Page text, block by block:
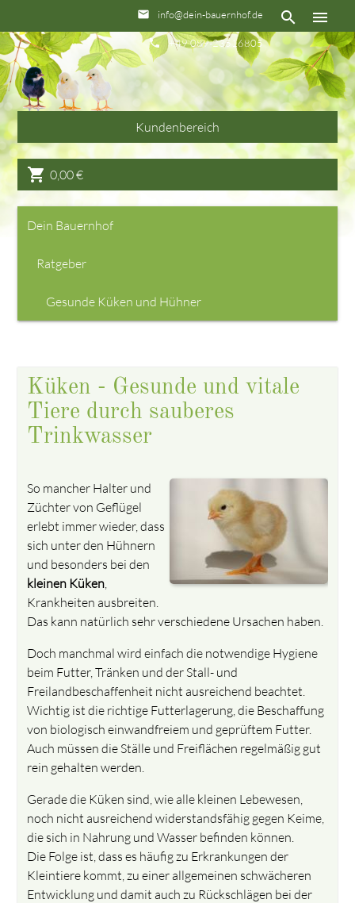
menu
search
email info@dein-bauernhof.de
phone +49 089-23516805
Kundenbereich
shopping_cart 0,00€
Dein Bauernhof
Ratgeber
Gesunde Küken und Hühner
Küken - Gesunde und vitale
Tiere durch sauberes
Trinkwasser
So mancher Halter und
Züchter von Geflügel
erlebt immer wieder, dass
sich unter den Hühnern
und besonders bei den
kleinen Küken
Krankheiten ausbreiten.
Das kann natürlich sehr verschiedene Ursachen haben.
Doch manchmal wird einfach die notwendige Hygiene
beim Futter, Tränken und der Stall- und
Freilandbeschaffenheit nicht ausreichend beachtet.
Wichtig ist die richtige Futterlagerung, die Beschaffung
von biologisch einwandfreiem und geprüftem Futter.
Auch müssen die Ställe und Freiflächen regelmäßig gut
rein gehalten werden.
Gerade die Küken sind, wie alle kleinen Lebewesen,
noch nicht ausreichend widerstandsfähig gegen Keime,
die sich in Nahrung und Wasser befinden können.
Die Folge ist, dass es häufig zu Erkrankungen der
Kleintiere kommt, zu einer allgemeinen schwächeren
Entwicklung und damit auch zu Rückschlägen bei der